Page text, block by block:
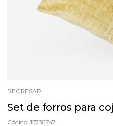
REGRESAR
Set de forros para
Código: 15738747